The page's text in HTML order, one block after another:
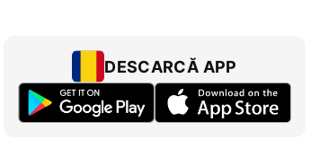
DESCARCĂ APP